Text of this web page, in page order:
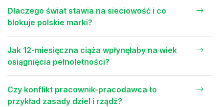
Dlaczego świat stawia na sieciowość i co
blokuje polskie marki?
Jak 12-miesięczna ciąża wpłynęłaby na wiek
osiągnięcia pełnoletności?
Czy konflikt pracownik-pracodawca to
przykład zasady dziel i rządź?